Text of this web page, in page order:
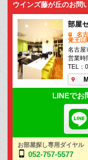
ウインズ藤が丘のお問
部屋
名
覚王山
名古屋
営業時
TEL：
LINEでお
お部屋探し専用ダイヤル
052-757-5577